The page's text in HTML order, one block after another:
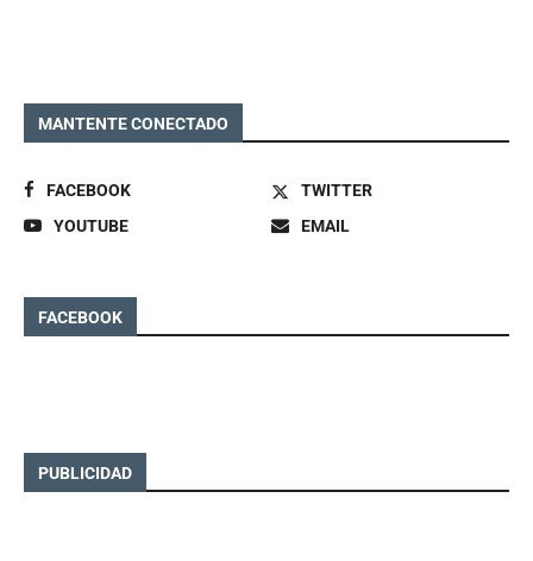
MANTENTE CONECTADO
FACEBOOK
TWITTER
YOUTUBE
EMAIL
FACEBOOK
PUBLICIDAD